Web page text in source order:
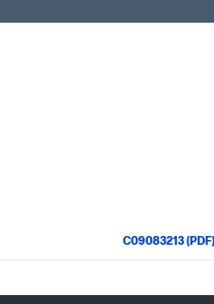
C09083213 (PDF)